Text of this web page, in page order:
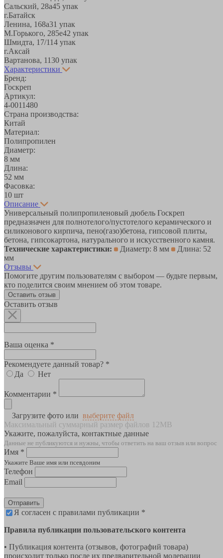
Сальский, 28a45 упак
г.Батайск
Ленина, 168а31 упак
М.Горького, 285е42 упак
Шмидта, 17/114 упак
г.Аксай
Вартанова, 1130 упак
Характеристики
Бренд:
Госкреп
Артикул:
4-0011480
Страна производства:
Китай
Материал:
Полипропилен
Диаметр:
8 мм
Длина:
52 мм
Фасовка:
10 шт
Описание
Универсальный полипропиленовый дюбель Госкреп
предназначен для полнотелого/пустотелого керамического и
силиконового кирпича, пено(газо)бетона, гипсовой плиты,
бетона, гипсокартона, натурального и искусственного камня.
Технические характеристики:
Диаметр: 8 мм
Длина: 52
мм
Отзывы
Помогите другим пользователям с выбором — будьте первым,
кто поделится своим мнением об этом товаре.
Оставить отзыв
Оставить отзыв
Ваша оценка *
Рекомендуете данный товар? *
Да
Нет
Комментарии *
Загрузите фото или выберите файл
Максимальный суммарный размер файлов 12MB
Укажите, пожалуйста, контактные данные
Данные не публикуются и нужны, чтобы ответить на ваш отзыв или вопрос
Имя *
Укажите Ваше имя или псевдоним
Телефон
Email
Отправить
Я согласен с правилами публикации *
Правила публикации пользовательского контента
• Публикация контента (отзывов, фотографий товара)
происходит только после их предварительной модерации